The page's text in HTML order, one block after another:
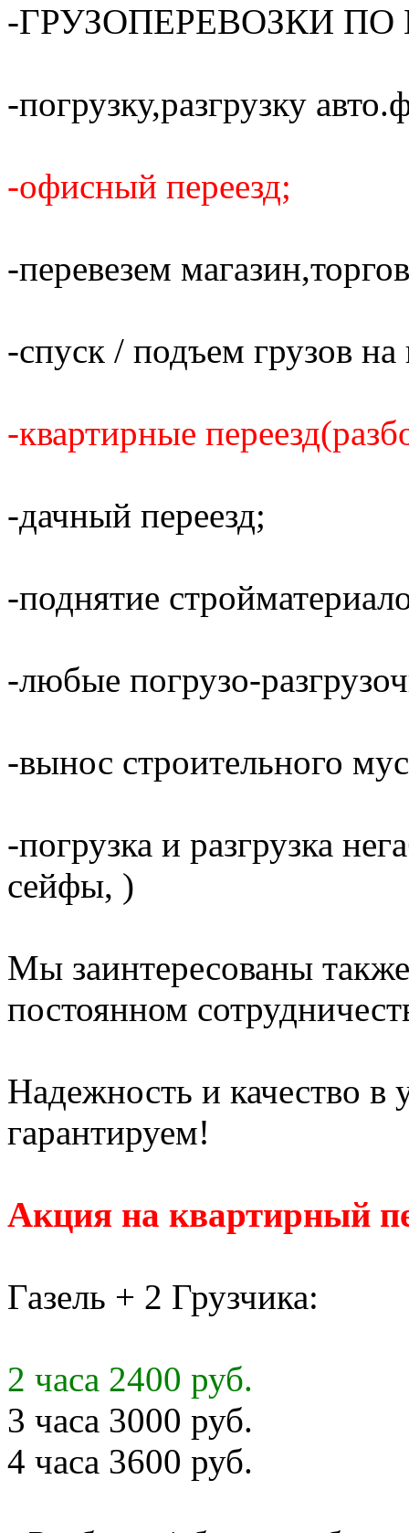
-ГРУЗОПЕРЕВОЗКИ
-погрузку,разгрузку
-офисный переезд;
-перевезем
-спуск / подъем грузов
-квартирные
-дачный переезд;
-поднятие
-любые погрузо-
-вынос строительного
-погрузка и разгрузка
сейфы, )
Мы заинтересованы
постоянном
Надежность и качество в
гарантируем!
Акция на квартирный
Газель + 2 Грузчика:
2 часа 2400 руб.
3 часа 3000 руб.
4 часа 3600 руб.